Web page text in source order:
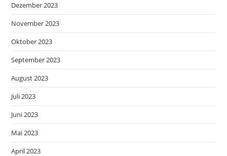
Dezember 2023
November 2023
Oktober 2023
September 2023
August 2023
Juli 2023
Juni 2023
Mai 2023
April 2023